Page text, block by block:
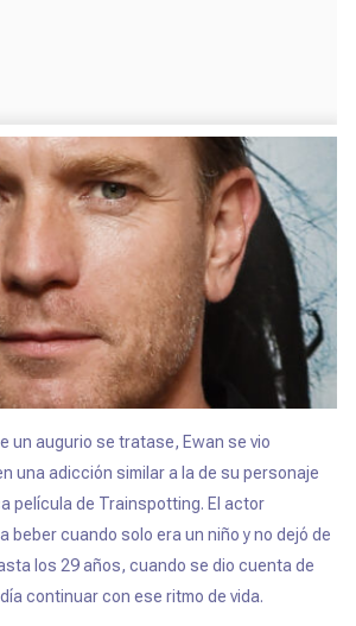
un augurio se tratase, Ewan se vio
una adicción similar a la de su personaje
película de Trainspotting. El actor
beber cuando solo era un niño y no dejó de
los 29 años, cuando se dio cuenta de
continuar con ese ritmo de vida.